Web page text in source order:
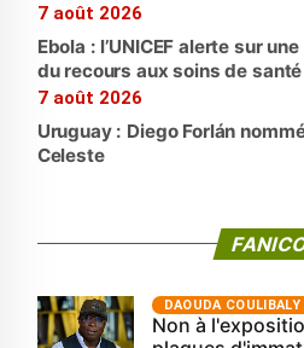
7 août 2026
Ebola : l’UNICEF alerte sur
du recours aux soins de
7 août 2026
Uruguay : Diego Forlán
Celeste
‎DAOUDA COULIBALY
Non à